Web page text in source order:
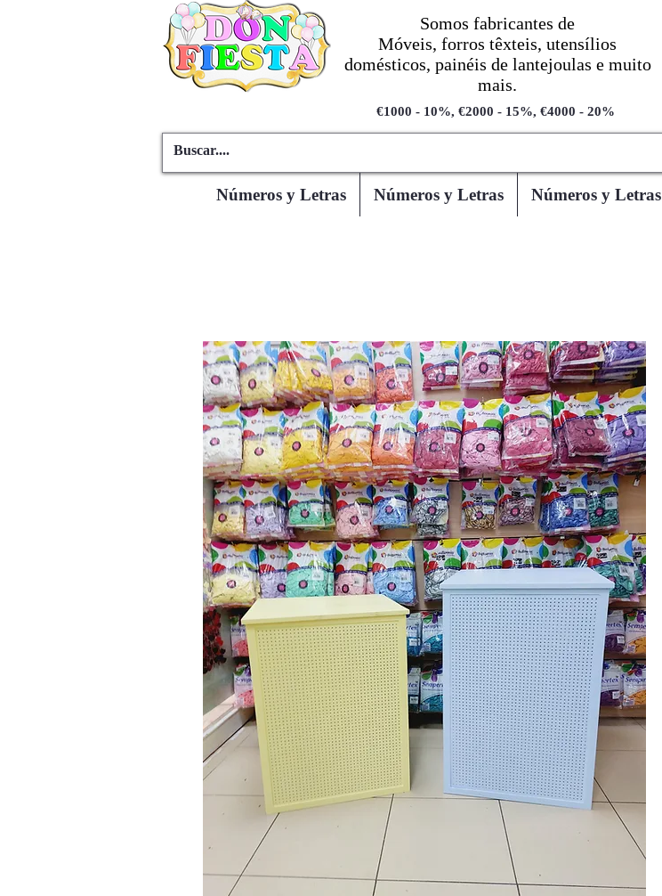
Somos fabricantes de
Móveis, forros têxteis, utensílios
domésticos, painéis de lantejoulas e muito
mais.
€1000 - 10%, €2000 - 15%, €4000 - 20%
Números y Letras Números y Letras Números y Letras